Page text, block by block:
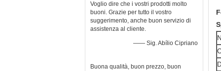
Voglio dire che i vostri prodotti molto
buoni. Grazie per tutto il vostro
suggerimento, anche buon servizio di
assistenza al cliente.
—— Sig. Abílio Cipriano
Buona qualità, buon prezzo, buon